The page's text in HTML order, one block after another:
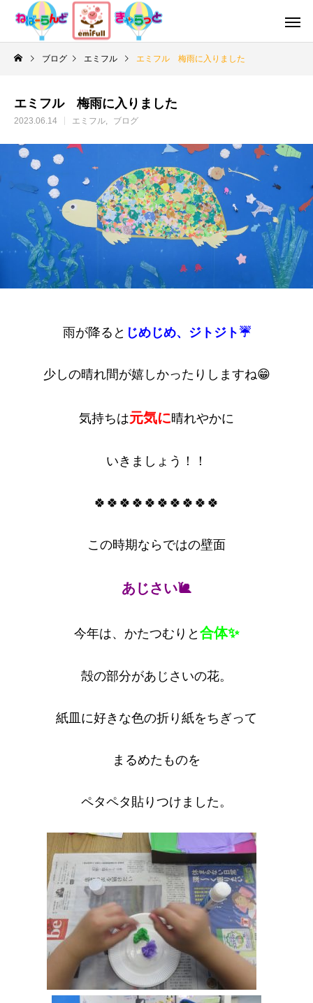
ブログ エミフル エミフル 梅雨に入りました
エミフル 梅雨に入りました
2023.06.14 エミフル ブログ
雨が降ると じめじめ、ジトジト☔
少しの晴れ間が嬉しかったりしますね😁
気持ちは元気に晴れやかに
いきましょう！！
🍀🍀🍀🍀🍀🍀🍀🍀🍀🍀
この時期ならではの壁面
あじさい🐌
今年は、かたつむりと 合体✨
殻の部分があじさいの花。
紙皿に好きな色の折り紙をちぎって
まるめたものを
ペタペタ貼りつけました。